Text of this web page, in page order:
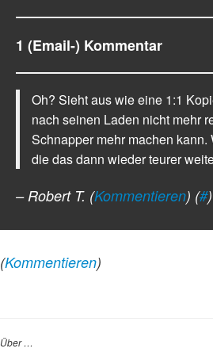
1 (Email-) Kommentar
Oh? Sieht aus wie eine 1:1
nach seinen Laden nicht mehr
Schnapper mehr machen
die das dann wieder teurer
– Robert T. (Kommentieren) (#)
(Kommentieren)
Über …